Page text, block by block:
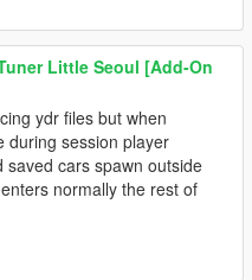
Little Seoul [Add-On
ydr files but when
during session player
cars spawn outside
normally the rest of